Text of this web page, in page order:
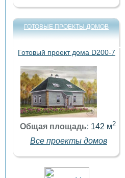
ГОТОВЫЕ ПРОЕКТЫ ДОМОВ
Готовый проект дома D200-7
Общая площадь: 142 м2
Все проекты домов